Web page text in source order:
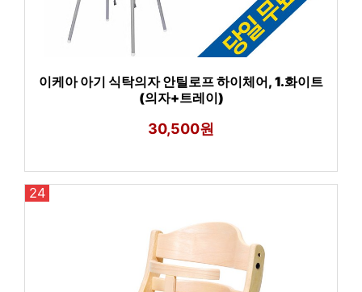
이케아 아기 식탁의자 안틸로프 하이체어, 1.화이트
(의자+트레이)
30,500원
24